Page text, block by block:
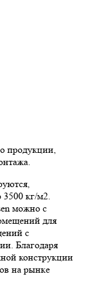
продукции,
кг/м2.
можно с
для
с
Благодаря
конструкции
на рынке